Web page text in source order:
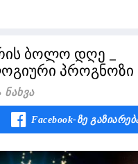
ბოლო დღე _
პროგნოზი
Ნახვა
Facebook-Ზე